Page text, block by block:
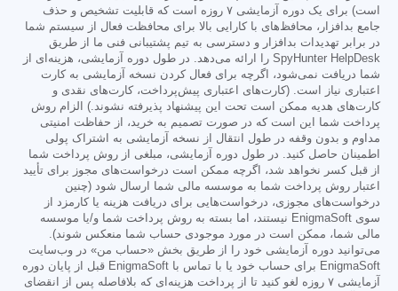
است) برای یک دوره آزمایشی ۷ روزه است که قابلیت تشخیص و حذف
جامع بدافزار، محافظ‌های با کارایی بالا برای محافظت فعال از سیستم شما
در برابر تهدیدات بدافزار و دسترسی به تیم پشتیبانی فنی ما از طریق
SpyHunter HelpDesk را ارائه می‌دهد. در طول دوره آزمایشی، هزینه‌ای از
شما دریافت نمی‌شود، اگرچه برای فعال کردن نسخه آزمایشی به کارت
اعتباری نیاز است. (کارت‌های اعتباری پیش‌پرداخت، کارت‌های نقدی و
کارت‌های هدیه ممکن است تحت این پیشنهاد پذیرفته نشوند.) الزام روش
پرداخت شما این است که در صورت تصمیم به خرید، از حفاظت امنیتی
مداوم و بدون وقفه در طول انتقال از نسخه آزمایشی به اشتراک پولی
اطمینان حاصل کنید. در طول دوره آزمایشی، مبلغی از روش پرداخت شما
از قبل کسر نخواهد شد، اگرچه ممکن است درخواست‌های مجوز برای تأیید
اعتبار روش پرداخت شما به موسسه مالی شما ارسال شود (چنین
درخواست‌های مجوزی، درخواست‌هایی برای دریافت هزینه یا کارمزد از
سوی EnigmaSoft نیستند، اما بسته به روش پرداخت شما و/یا موسسه
مالی شما، ممکن است در مورد موجودی حساب شما منعکس شوند).
می‌توانید دوره آزمایشی خود را از طریق بخش «حساب من» در وب‌سایت
EnigmaSoft برای حساب خود یا با تماس با EnigmaSoft قبل از پایان دوره
آزمایشی ۷ روزه لغو کنید تا از پرداخت هزینه‌ای که بلافاصله پس از انقضای